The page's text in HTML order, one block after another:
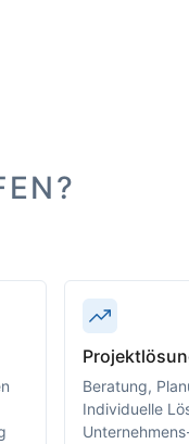
Beratung,
Individuelle